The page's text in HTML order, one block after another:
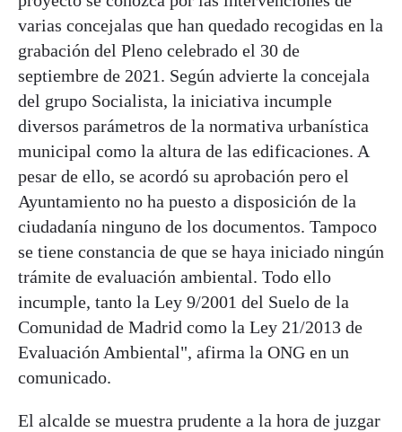
varias concejalas que han quedado recogidas en la
grabación del Pleno celebrado el 30 de
septiembre de 2021. Según advierte la concejala
del grupo Socialista, la iniciativa incumple
diversos parámetros de la normativa urbanística
municipal como la altura de las edificaciones. A
pesar de ello, se acordó su aprobación pero el
Ayuntamiento no ha puesto a disposición de la
ciudadanía ninguno de los documentos. Tampoco
se tiene constancia de que se haya iniciado ningún
trámite de evaluación ambiental. Todo ello
incumple, tanto la Ley 9/2001 del Suelo de la
Comunidad de Madrid como la Ley 21/2013 de
Evaluación Ambiental", afirma la ONG en un
comunicado.
El alcalde se muestra prudente a la hora de juzgar